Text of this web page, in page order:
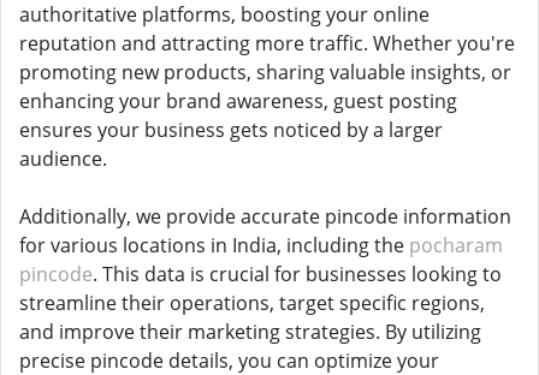
authoritative platforms, boosting your online
reputation and attracting more traffic. Whether you're
promoting new products, sharing valuable insights, or
enhancing your brand awareness, guest posting
ensures your business gets noticed by a larger
audience.
Additionally, we provide accurate pincode information
for various locations in India, including the pocharam
pincode. This data is crucial for businesses looking to
streamline their operations, target specific regions,
and improve their marketing strategies. By utilizing
precise pincode details, you can optimize your